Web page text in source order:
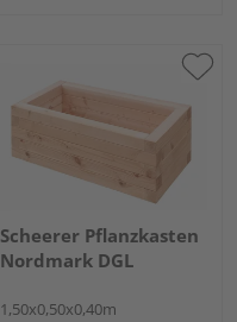
Scheerer Pflanzkasten
Nordmark DGL
1,50x0,50x0,40m